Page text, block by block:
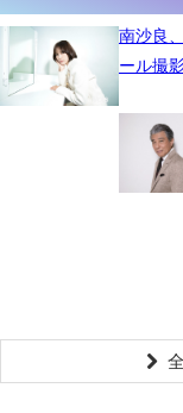
南沙良
ール撮